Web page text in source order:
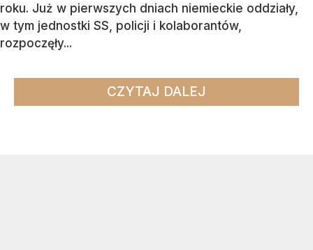
roku. Już w pierwszych dniach niemieckie oddziały,
w tym jednostki SS, policji i kolaborantów,
rozpoczęły...
CZYTAJ DALEJ